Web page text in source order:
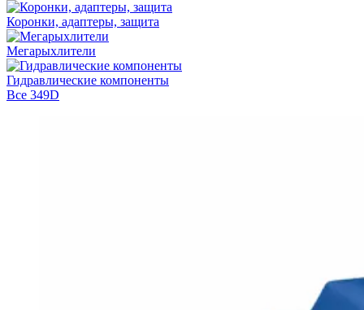
Коронки, адаптеры, защита
Мегарыхлители
Гидравлические компоненты
Все 349D